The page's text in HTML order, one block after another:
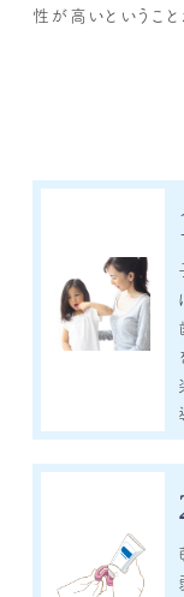
性が高いということ